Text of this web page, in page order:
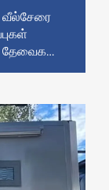
வீல்சேரை
தேவைகளை